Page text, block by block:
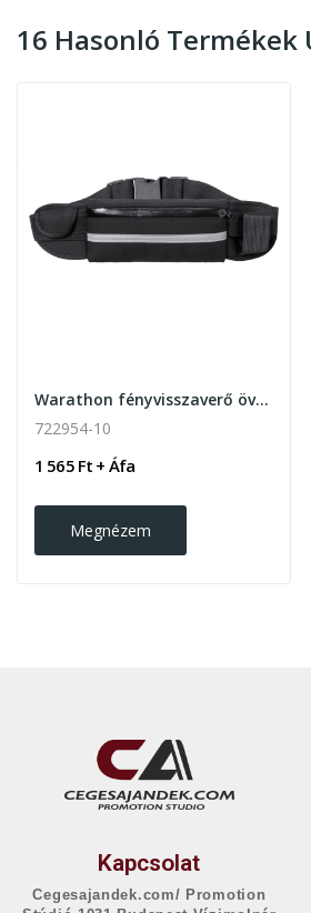
16 Hasonló Termékek
Warathon fényvisszaverő övtáska
722954-10
1 565 Ft + Áfa
Megnézem
Kapcsolat
Cegesajandek.com/ Promotion